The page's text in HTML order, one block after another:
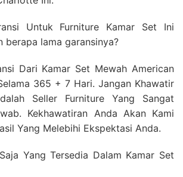
Untuk Furniture Kamar Set Ini
berapa lama garansinya?
Dari Kamar Set Mewah American
365 + 7 Hari. Jangan Khawatir
Seller Furniture Yang Sangat
Kekhawatiran Anda Akan Kami
Yang Melebihi Ekspektasi Anda.
Yang Tersedia Dalam Kamar Set